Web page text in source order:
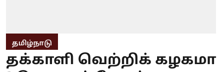
தமிழ்நாடு
தக்காளி வெற்றிக் கழகமா